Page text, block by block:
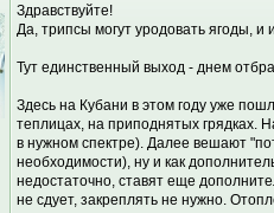
Здравствуйте!
Да, трипсы могут уродовать ягоды, и
Тут единственный выход - днем
Здесь на Кубани в этом году уже
теплицах, на приподнятых грядках.
в нужном спектре). Далее вешают
необходимости), ну и как
недостаточно, ставят еще
не сдует, закреплять не нужно.